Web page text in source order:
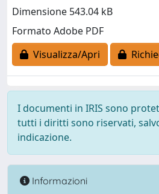
Dimensione 543.04 kB
Formato Adobe PDF
Visualizza/Apri
I documenti in IRIS sono
tutti i diritti sono riservati,
indicazione.
Informazioni